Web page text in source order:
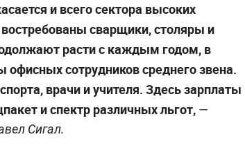
и всего сектора высоких
востребованы сварщики, столяры и
расти с каждым годом, в
сотрудников среднего звена.
врачи и учителя. Здесь зарплаты
и спектр различных льгот, —
Сигал.